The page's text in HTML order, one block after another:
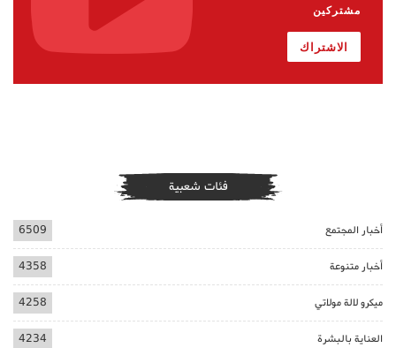
مشتركين
الاشتراك
فئات شعبية
أخبار المجتمع 6509
أخبار متنوعة 4358
ميكرو لالة مولاتي 4258
العناية بالبشرة 4234